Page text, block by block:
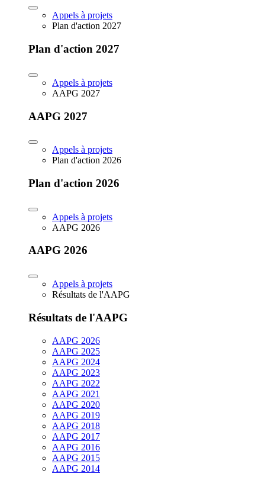
Appels à projets
Plan d'action 2027
Plan d'action 2027
Appels à projets
AAPG 2027
AAPG 2027
Appels à projets
Plan d'action 2026
Plan d'action 2026
Appels à projets
AAPG 2026
AAPG 2026
Appels à projets
Résultats de l'AAPG
Résultats de l'AAPG
AAPG 2026
AAPG 2025
AAPG 2024
AAPG 2023
AAPG 2022
AAPG 2021
AAPG 2020
AAPG 2019
AAPG 2018
AAPG 2017
AAPG 2016
AAPG 2015
AAPG 2014